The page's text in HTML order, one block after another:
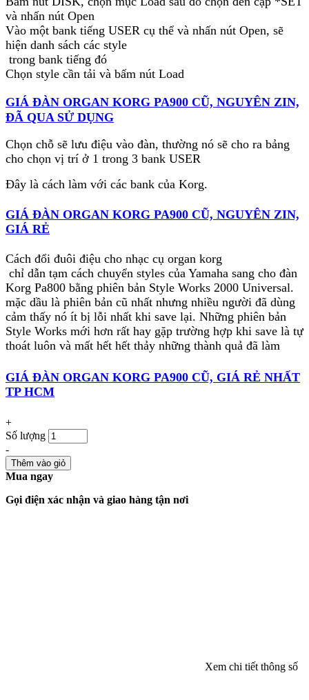
và nhấn nút Open
Vào một bank tiếng USER cụ thể và nhấn nút Open, sẽ
hiện danh sách các style
trong bank tiếng đó
Chọn style cần tải và bấm nút Load
GIÁ ĐÀN ORGAN KORG PA900 CŨ, NGUYÊN ZIN,
ĐÃ QUA SỬ DỤNG
Chọn chỗ sẽ lưu điệu vào đàn, thường nó sẽ cho ra bảng
cho chọn vị trí ở 1 trong 3 bank USER
Đây là cách làm với các bank của Korg.
GIÁ ĐÀN ORGAN KORG PA900 CŨ, NGUYÊN ZIN,
GIÁ RẺ
Cách đổi đuôi điệu cho nhạc cụ organ korg
chỉ dẫn tạm cách chuyển styles của Yamaha sang cho đàn
Korg Pa800 bằng phiên bản Style Works 2000 Universal.
mặc dầu là phiên bản cũ nhất nhưng nhiều người đã dùng
cảm thấy nó ít bị lỗi nhất khi save lại. Những phiên bản
Style Works mới hơn rất hay gặp trường hợp khi save là tự
thoát luôn và mất hết hết thảy những thành quả đã làm
GIÁ ĐÀN ORGAN KORG PA900 CŨ, GIÁ RẺ NHẤT
TP HCM
+
Số lượng
-
Thêm vào giỏ
Mua ngay
Gọi điện xác nhận và giao hàng tận nơi
Xem chi tiết thông số